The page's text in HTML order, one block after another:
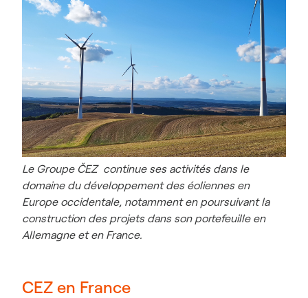
Le Groupe ČEZ continue ses activités dans le
domaine du développement des éoliennes en
Europe occidentale, notamment en poursuivant la
construction des projets dans son portefeuille en
Allemagne et en France.
CEZ en France